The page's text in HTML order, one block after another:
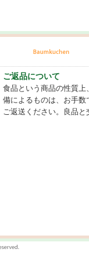
ご返品について
食品という商品の性質
備によるものは、お手
ご返送ください。良品